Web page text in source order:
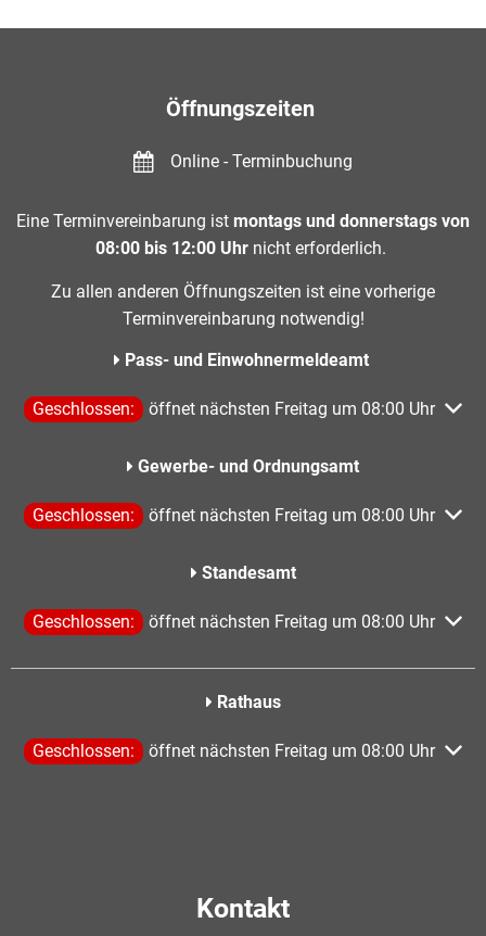
Öffnungszeiten
Online - Terminbuchung
Eine Terminvereinbarung ist montags und donnerstags von
08:00 bis 12:00 Uhr nicht erforderlich.
Zu allen anderen Öffnungszeiten ist eine vorherige
Terminvereinbarung notwendig!
Pass- und Einwohnermeldeamt
Klicken, um weitere Öffnungs- oder Schließzeiten
Geschlossen: öffnet nächsten Freitag um 08:00 Uhr
Gewerbe- und Ordnungsamt
Klicken, um weitere Öffnungs- oder Schließzeiten
Geschlossen: öffnet nächsten Freitag um 08:00 Uhr
Standesamt
Klicken, um weitere Öffnungs- oder Schließzeiten
Geschlossen: öffnet nächsten Freitag um 08:00 Uhr
Rathaus
Klicken, um weitere Öffnungs- oder Schließzeiten
Geschlossen: öffnet nächsten Freitag um 08:00 Uhr
Kontakt